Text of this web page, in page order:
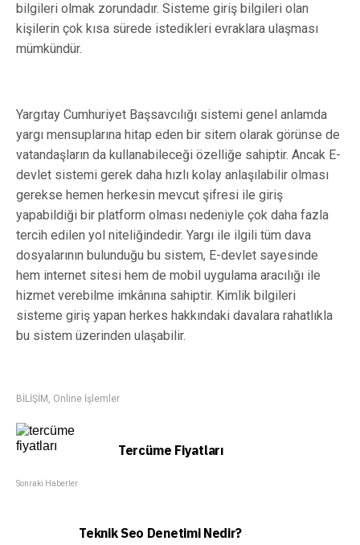
bilgileri olmak zorundadır. Sisteme giriş bilgileri olan
kişilerin çok kısa sürede istedikleri evraklara ulaşması
mümkündür.
Yargıtay Cumhuriyet Başsavcılığı sistemi genel anlamda
yargı mensuplarına hitap eden bir sitem olarak görünse de
vatandaşların da kullanabileceği özelliğe sahiptir. Ancak E-
devlet sistemi gerek daha hızlı kolay anlaşılabilir olması
gerekse hemen herkesin mevcut şifresi ile giriş
yapabildiği bir platform olması nedeniyle çok daha fazla
tercih edilen yol niteliğindedir. Yargı ile ilgili tüm dava
dosyalarının bulunduğu bu sistem, E-devlet sayesinde
hem internet sitesi hem de mobil uygulama aracılığı ile
hizmet verebilme imkânına sahiptir. Kimlik bilgileri
sisteme giriş yapan herkes hakkındaki davalara rahatlıkla
bu sistem üzerinden ulaşabilir.
BİLİŞİM , Online İşlemler
Tercüme Fiyatları
Sonraki Haberler
Teknik Seo Denetimi Nedir?